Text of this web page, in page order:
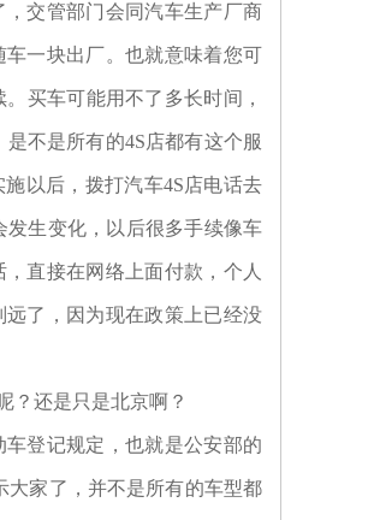
交管部门会同汽车生产厂商
一块出厂。也就意味着您可
买车可能用不了多长时间，
不是所有的4S店都有这个服
以后，拨打汽车4S店电话去
生变化，以后很多手续像车
直接在网络上面付款，个人
了，因为现在政策上已经没
？还是只是北京啊？
登记规定，也就是公安部的
大家了，并不是所有的车型都